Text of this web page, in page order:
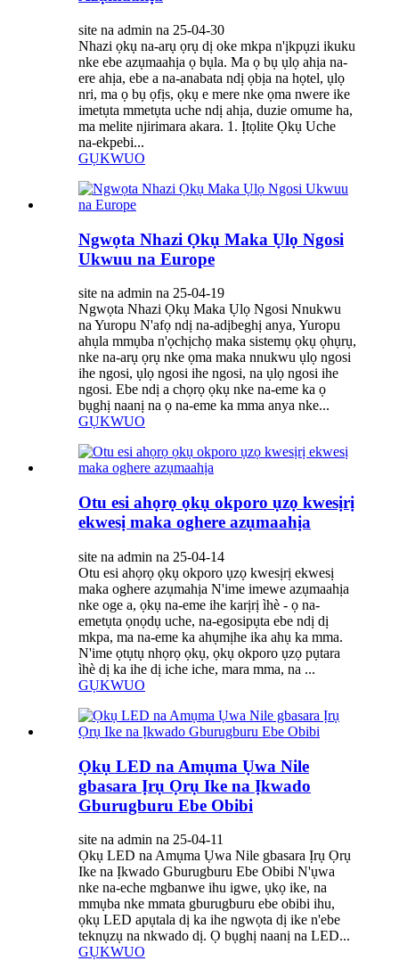
site na admin na 25-04-30
Nhazi ọkụ na-arụ ọrụ dị oke mkpa n'ịkpụzi ikuku
nke ebe azụmaahịa ọ bụla. Ma ọ bụ ụlọ ahịa na-
ere ahịa, ebe a na-anabata ndị ọbịa na họtel, ụlọ
nri, ma ọ bụ ọfịs, ọkụ e mere nke ọma nwere ike
imetụta mmetụta uche ndị ahịa, duzie omume ha,
ma melite njirimara akara. 1. Ịtọlite ​​​​Ọkụ Uche
na-ekpebi...
GỤKWUO
Ngwọta Nhazi Ọkụ Maka Ụlọ Ngosi
Ukwuu na Europe
site na admin na 25-04-19
Ngwọta Nhazi Ọkụ Maka Ụlọ Ngosi Nnukwu
na Yuropu N'afọ ndị na-adịbeghị anya, Yuropu
ahụla mmụba n'ọchịchọ maka sistemụ ọkụ ọhụrụ,
nke na-arụ ọrụ nke ọma maka nnukwu ụlọ ngosi
ihe ngosi, ụlọ ngosi ihe ngosi, na ụlọ ngosi ihe
ngosi. Ebe ndị a chọrọ ọkụ nke na-eme ka ọ
bụghị naanị na ọ na-eme ka mma anya nke...
GỤKWUO
Otu esi ahọrọ ọkụ okporo ụzọ kwesịrị
ekwesị maka oghere azụmaahịa
site na admin na 25-04-14
Otu esi ahọrọ ọkụ okporo ụzọ kwesịrị ekwesị
maka oghere azụmahịa N'ime imewe azụmaahịa
nke oge a, ọkụ na-eme ihe karịrị ìhè - ọ na-
emetụta ọnọdụ uche, na-egosipụta ebe ndị dị
mkpa, ma na-eme ka ahụmịhe ika ahụ ka mma.
N'ime ọtụtụ nhọrọ ọkụ, ọkụ okporo ụzọ pụtara
ìhè dị ka ihe dị iche iche, mara mma, na ...
GỤKWUO
Ọkụ LED na Amụma Ụwa Nile
gbasara Ịrụ Ọrụ Ike na Ịkwado
Gburugburu Ebe Obibi
site na admin na 25-04-11
Ọkụ LED na Amụma Ụwa Nile gbasara Ịrụ Ọrụ
Ike na Ịkwado Gburugburu Ebe Obibi N'ụwa
nke na-eche mgbanwe ihu igwe, ụkọ ike, na
mmụba nke mmata gburugburu ebe obibi ihu,
ọkụ LED apụtala dị ka ihe ngwọta dị ike n'ebe
teknụzụ na nkwado dị. Ọ bụghị naanị na LED...
GỤKWUO